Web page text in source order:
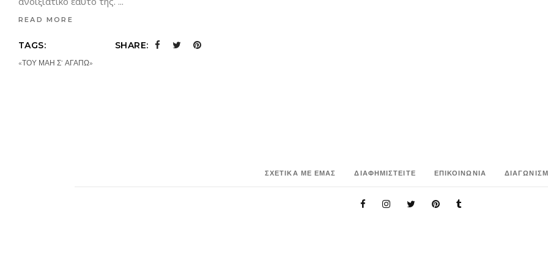
READ MORE
TAGS:
«ΤΟΥ ΜΑΗ Σ’ ΑΓΑΠΩ»
SHARE:
ΣΧΕΤΙΚΑ ΜΕ ΕΜΑΣ ΔΙΑΦΗΜΙΣΤΕΙΤΕ ΕΠΙΚΟΙΝΩΝΙΑ